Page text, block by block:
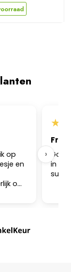
op
en
om
★
Frk
in
›